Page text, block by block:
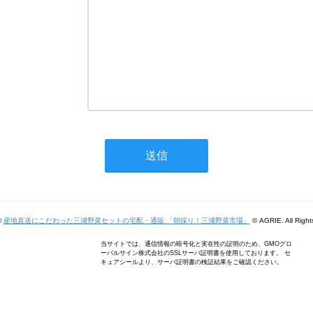
産地直送にこだわった三浦野菜セットの宅配・通販 「朝採り！三浦野菜市場」 © AGRIE. All
当サイトでは、通信情報の暗号化と実在性の証明のため、GMOグロ
ーバルサイン株式会社のSSLサーバ証明書を使用しております。 セ
キュアシールより、サーバ証明書の検証結果をご確認ください。